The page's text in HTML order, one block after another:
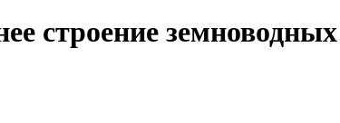
строение